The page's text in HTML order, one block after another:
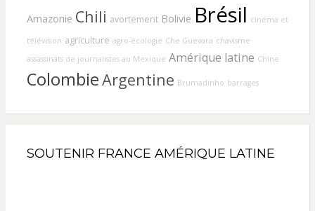
Amazonie Chili avortement Bolivie Brésil cinéma et
télévision agriculture agro-écologie Che Guevara chavisme
assassinats de journalistes au Mexique Amérique latine Chine
ColombieArgentine Brumadinho barrages
SOUTENIR FRANCE AMÉRIQUE LATINE